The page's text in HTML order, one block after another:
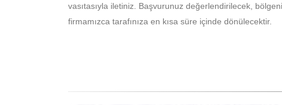
vasıtasıyla iletiniz. Başvurunuz değerlendirilecek,
firmamızca tarafınıza en kısa süre içinde dönülecektir.